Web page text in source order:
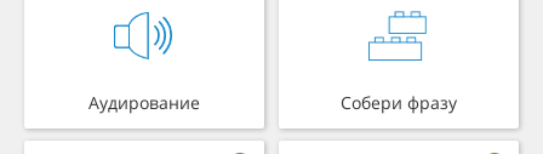
Аудирование Собери фразу